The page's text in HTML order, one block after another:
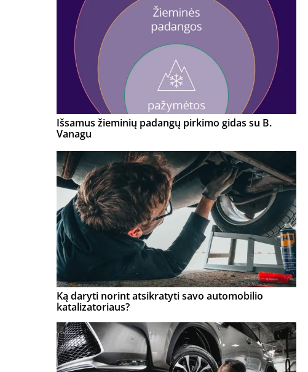
Išsamus žieminių padangų pirkimo gidas su B.
Vanagu
Ką daryti norint atsikratyti savo automobilio
katalizatoriaus?